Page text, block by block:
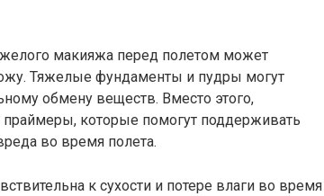
макияжа перед полетом может
Тяжелые фундаменты и пудры могут
обмену веществ. Вместо этого,
которые помогут поддерживать
во время полета.
к сухости и потере влаги во время